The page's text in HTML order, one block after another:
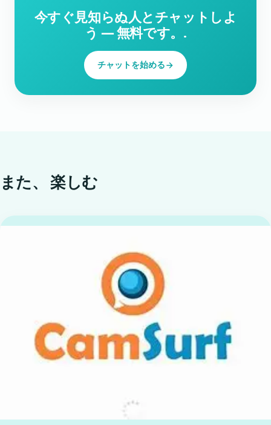
今すぐ見知らぬ人とチャットしよ
う ― 無料です。.
チャットを始める
また、楽しむ